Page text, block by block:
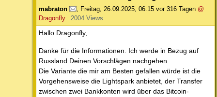
mabraton , Freitag, 26.09.2025, 06:15 vor 316 Tagen @
Dragonfly
2004 Views
Hallo Dragonfly,
Danke für die Informationen. Ich werde in Bezug auf
Russland Deinen Vorschlägen nachgehen.
Die Variante die mir am Besten gefallen würde ist die
Vorgehensweise die Lightspark anbietet, der Transfer
zwischen zwei Bankkonten wird über das Bitcoin-